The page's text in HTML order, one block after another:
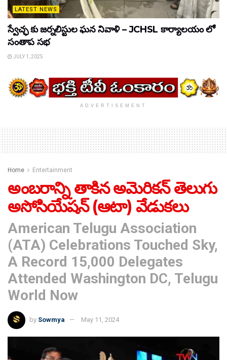
LATEST NEWS
స్వేచ్ఛ కు జర్నలిస్టుల ఘన నివాళి – JCHSL కార్యాలయం లో
సంతాప సభ
JULY 1, 2025
ADVERTISEMENT
Home Entertainment
అంబరాన్ని తాకిన అమెరికన్ తెలుగు
అసోసియేషన్ (ఆటా) వేడుకలు
American Telugu Association
(ATA) Celebrations Touched Sky,
A Record 15,000 Delegates
Attended Washington DC, Telugu
World Now
by Sowmya May 11, 2024